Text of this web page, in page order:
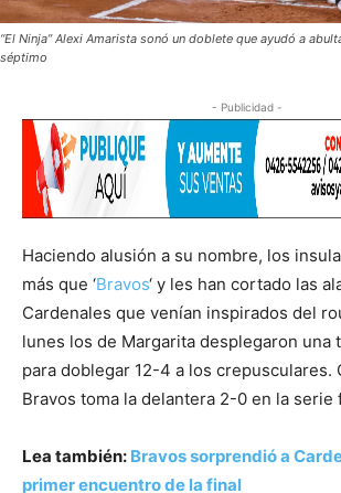
“El Ninja” Alexi Amarista sonó un doblete que ayudó a
séptimo
- Publicidad -
Haciendo alusión a su nombre, los
más que ‘Bravos‘ y les han cortado las
Cardenales que venían inspirados del
lunes los de Margarita desplegaron una
para doblegar 12-4 a los crepusculares.
Bravos toma la delantera 2-0 en la serie
Lea también: Bravos sorprendió a
primer encuentro de la final